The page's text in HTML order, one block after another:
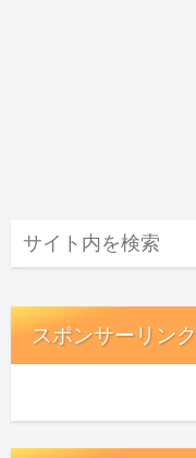
スポンサーリンク